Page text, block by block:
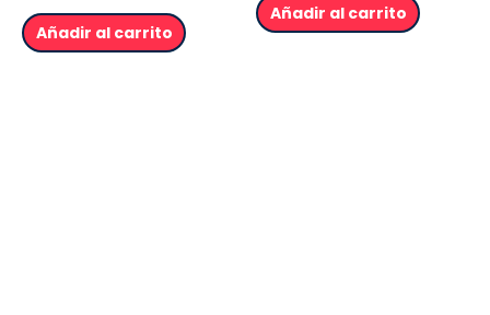
Añadir al carrito
Añadir al carrito